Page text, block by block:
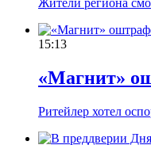
Жители региона
15:13
«Магнит»
Ритейлер хотел